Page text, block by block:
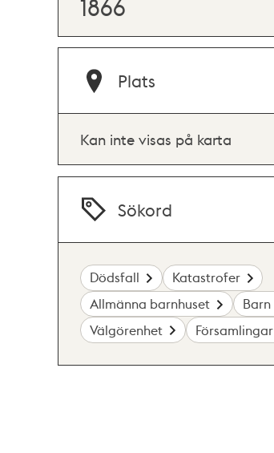
1866
Plats
Kan inte visas på karta
Sökord
Dödsfall
Katastrofer
Allmänna barnhuset
Barn
Välgörenhet
Församlingar